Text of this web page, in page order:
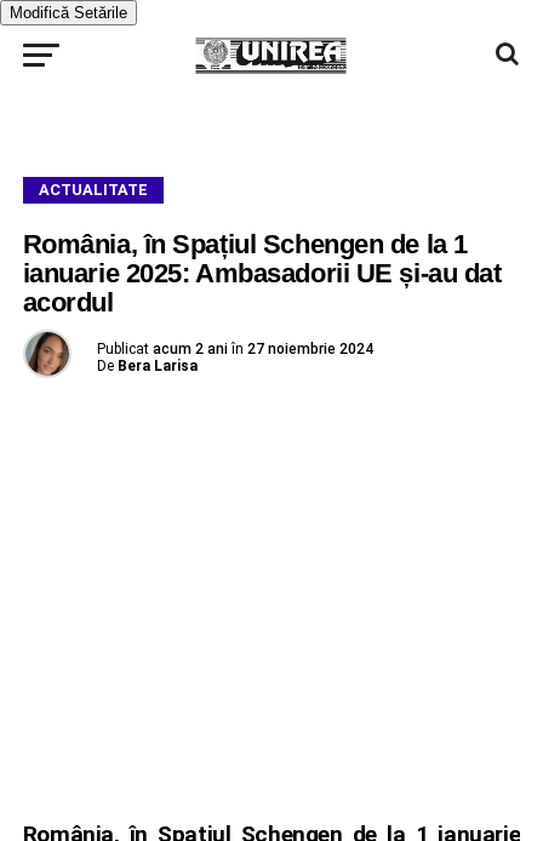
Modifică Setările
ACTUALITATE
România, în Spațiul Schengen de la 1
ianuarie 2025: Ambasadorii UE și-au dat
acordul
Publicat acum 2 ani în 27 noiembrie 2024
De Bera Larisa
România, în Spațiul Schengen de la 1 ianuarie